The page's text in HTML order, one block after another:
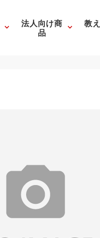
法人向け商
品
教